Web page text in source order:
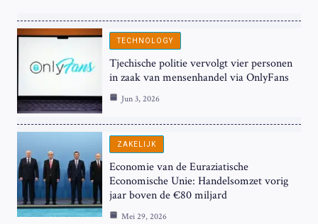
TECHNOLOGY
Tjechische politie vervolgt vier personen
in zaak van mensenhandel via OnlyFans
Jun 3, 2026
ZAKELIJK
Economie van de Euraziatische
Economische Unie: Handelsomzet vorig
jaar boven de €80 miljard
Mei 29, 2026